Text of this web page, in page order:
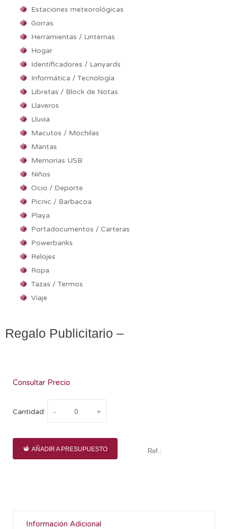
Estaciones meteorológicas
Gorras
Herramientas / Linternas
Hogar
Identificadores / Lanyards
Informática / Tecnología
Libretas / Block de Notas
Llaveros
Lluvia
Macutos / Mochilas
Mantas
Memorias USB
Niños
Ocio / Deporte
Picnic / Barbacoa
Playa
Portadocumentos / Carteras
Powerbanks
Relojes
Ropa
Tazas / Termos
Viaje
Regalo Publicitario –
Consultar Precio
Cantidad:
AÑADIR A PRESUPUESTO Ref.:
Información Adicional